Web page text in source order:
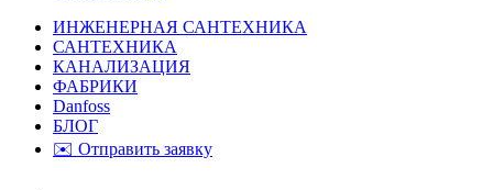
ИНЖЕНЕРНАЯ САНТЕХНИКА
САНТЕХНИКА
КАНАЛИЗАЦИЯ
ФАБРИКИ
Danfoss
БЛОГ
✉️ Отправить заявку